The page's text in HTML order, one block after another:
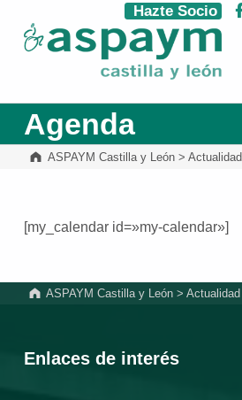
ASPAYM Castilla y León
Hazte Socio
Agenda
ASPAYM Castilla y León> Actualidad
[my_calendar id=»my-calendar»]
ASPAYM Castilla y León >Actualidad
Enlaces de interés